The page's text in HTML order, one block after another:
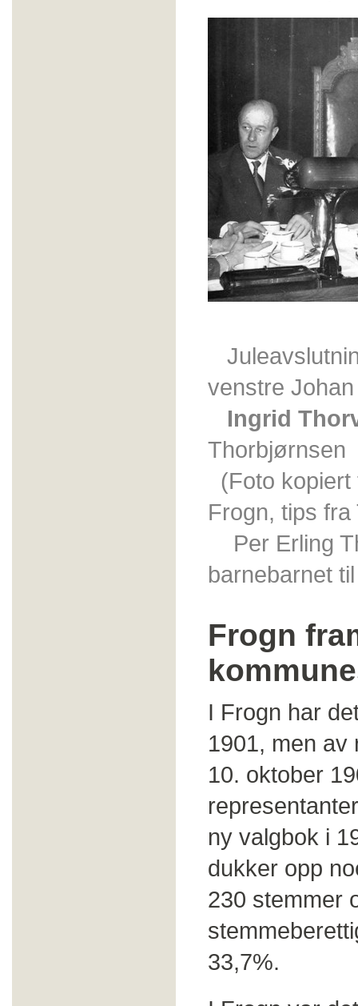
venstre
Ingrid
Thorbjørnsen
(Foto
Frogn, tips
Per Erling
barnebarnet
Frogn
I Frogn har
1901, men av
10. oktober
ny valgbok i
dukker opp
230 stemmer
33,7%.